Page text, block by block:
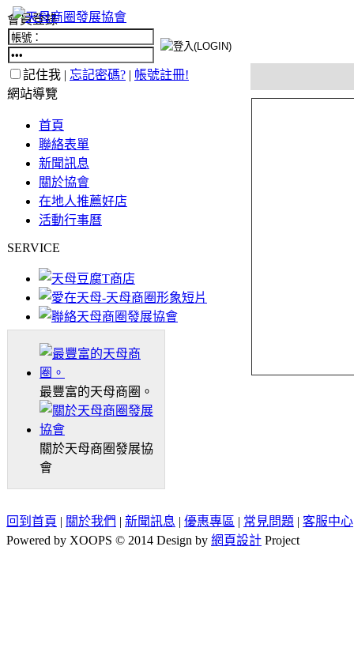
會員登錄
記住我 | 忘記密碼? | 帳號註冊!
網站導覽
首頁
聯絡表單
新聞訊息
關於協會
在地人推薦好店
活動行事曆
SERVICE
最豐富的天母商圈。
關於天母商圈發展協
會
回到首頁 | 關於我們 | 新聞訊息 | 優惠專區 | 常見問題 | 客服中心
Powered by XOOPS © 2014 Design by 網頁設計 Project